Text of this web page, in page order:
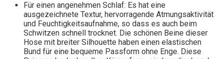
Für einen angenehmen Schlaf: Es hat eine
ausgezeichnete Textur, hervorragende Atmungsaktivität
und Feuchtigkeitsaufnahme, so dass es auch beim
Schwitzen schnell trocknet. Die schönen Beine dieser
Hose mit breiter Silhouette haben einen elastischen
Bund für eine bequeme Passform ohne Enge. Diese